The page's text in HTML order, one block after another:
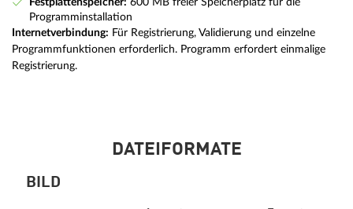
Programminstallation
Internetverbindung: Für Registrierung, Validierung und einzelne
Programmfunktionen erforderlich. Programm erfordert einmalige
Registrierung.
DATEIFORMATE
BILD